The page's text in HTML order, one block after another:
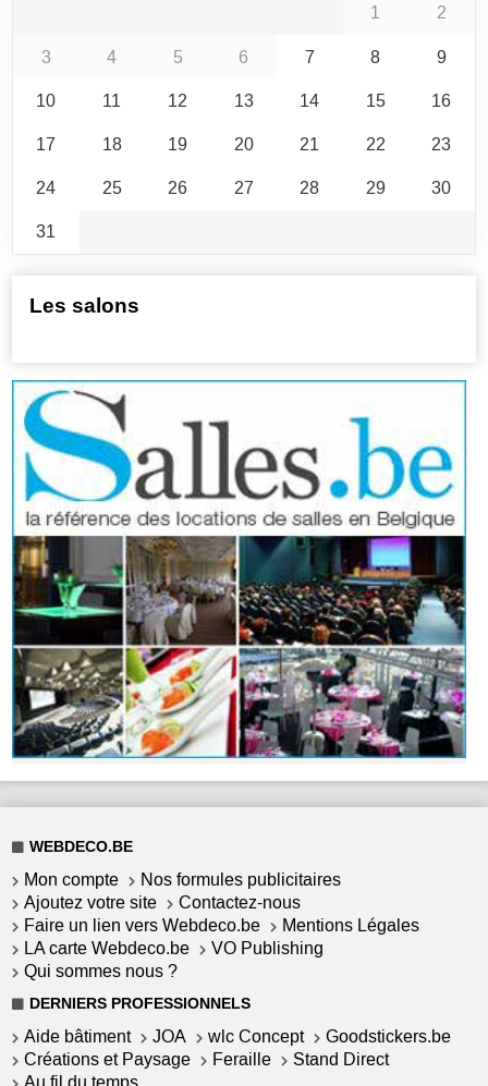
1
2
3
4 5 6 7 8
9
10
11 12 13 14 15
16
17
18 19 20 21 22
23
24
25 26 27 28 29
30
31
Les salons
WEBDECO.BE
Mon compte
Nos formules publicitaires
Ajoutez votre site
Contactez-nous
Faire un lien vers Webdeco.be
Mentions Légales
LA carte Webdeco.be
VO Publishing
Qui sommes nous ?
DERNIERS PROFESSIONNELS
Aide bâtiment JOA wlc Concept
Goodstickers.be
Créations et Paysage
Feraille
Stand Direct